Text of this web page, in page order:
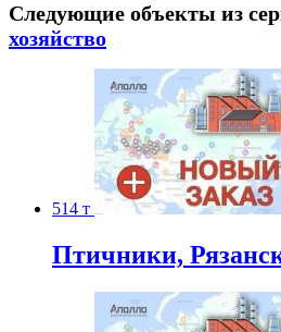
Следующие объекты из
хозяйство
514 т
Птичники,